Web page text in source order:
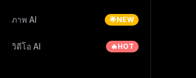
ภาพ AI 🌟NEW
วิดีโอ AI 🔥HOT